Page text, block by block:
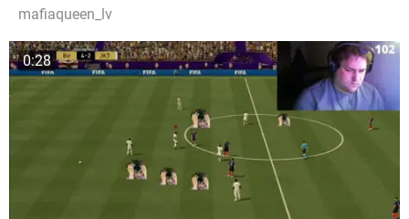
mafiaqueen_lv
0:28